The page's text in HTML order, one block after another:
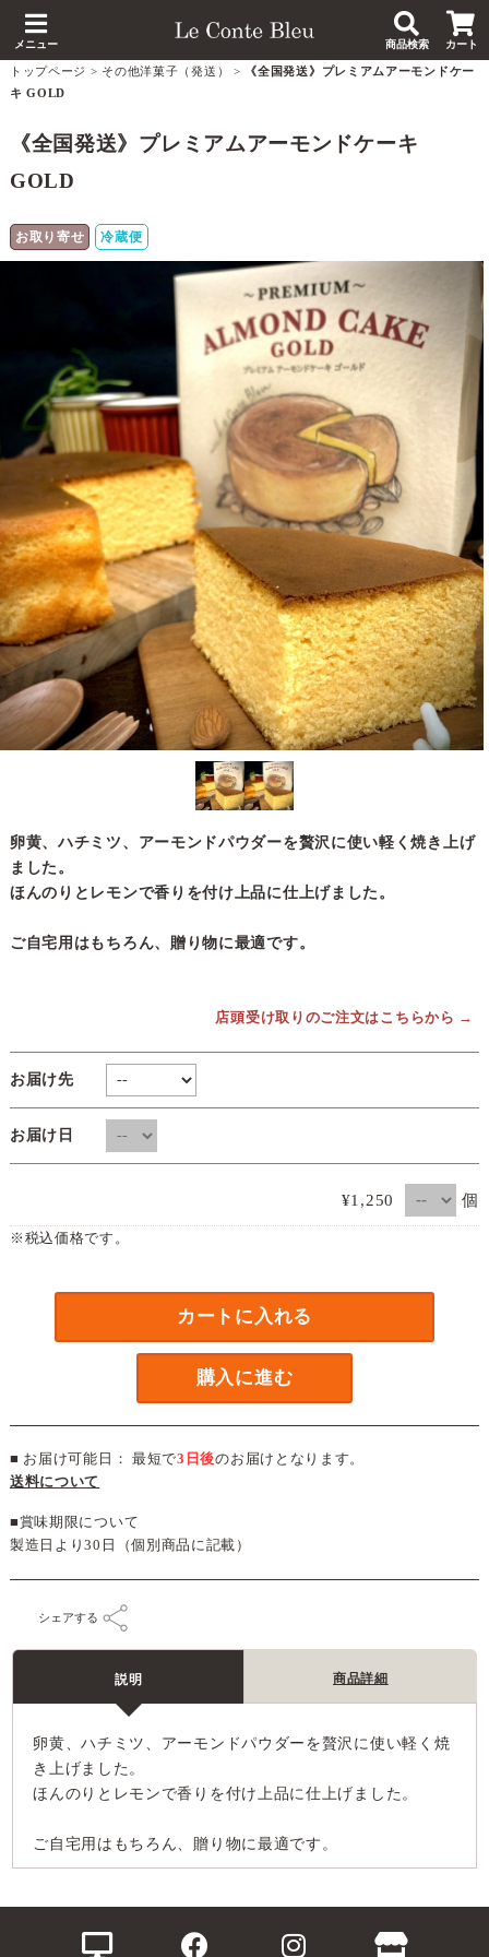
メニュー 商品検索 カート
トップページ > その他洋菓子（発送） >
《全国発送》プレミアムアーモンドケー
キ GOLD
《全国発送》プレミアムアーモンドケーキ
GOLD
お取り寄せ 冷蔵便
卵黄、ハチミツ、アーモンドパウダーを贅沢に使い軽く焼き上げ
ました。
ほんのりとレモンで香りを付け上品に仕上げました。
ご自宅用はもちろん、贈り物に最適です。
店頭受け取りのご注文はこちらから →
お届け先
お届け日
¥1,250 個
※税込価格です。
カートに入れる
購入に進む
■ お届け可能日： 最短で3日後のお届けとなります。
送料について
■賞味期限について
製造日より30日（個別商品に記載）
シェアする
説明 商品詳細
卵黄、ハチミツ、アーモンドパウダーを贅沢に使い軽く焼
き上げました。
ほんのりとレモンで香りを付け上品に仕上げました。
ご自宅用はもちろん、贈り物に最適です。